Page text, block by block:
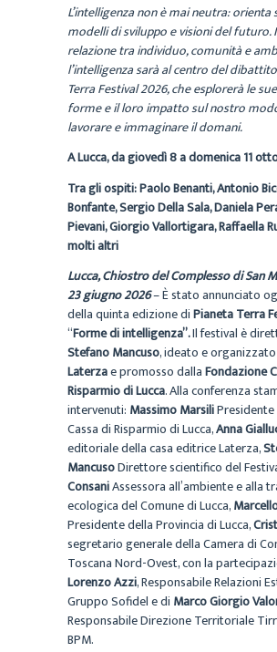
L’intelligenza non è mai neutra: orienta
modelli di sviluppo e visioni del futuro.
relazione tra individuo, comunità e
l’intelligenza sarà al centro del
Terra Festival 2026, che esplorerà le
forme e il loro impatto sul nostro
lavorare e immaginare il domani.
A Lucca, da giovedì 8 a domenica 11
Tra gli ospiti: Paolo Benanti, Antonio
Bonfante, Sergio Della Sala, Daniela
Pievani, Giorgio Vallortigara, Raffaella
molti altri
Lucca, Chiostro del Complesso di San
23 giugno 2026– È stato annunciato
della quinta edizione diPianeta Terra
“Forme di intelligenza”.Il festival è
Stefano Mancuso, ideato e
Laterzae promosso dallaFondazione
Risparmio di Lucca. Alla conferenza
intervenuti: Massimo Marsili
Cassa di Risparmio di Lucca,Anna
editoriale della casa editrice Laterza,
MancusoDirettore scientifico del
ConsaniAssessora all’ambiente e alla
ecologica del Comune di Lucca,
Presidente della Provincia di Lucca,
segretario generale della Camera di
Toscana Nord-Ovest, con la
Lorenzo Azzi, Responsabile Relazioni
Gruppo Sofidel e di Marco Giorgio
Responsabile Direzione Territoriale
BPM.